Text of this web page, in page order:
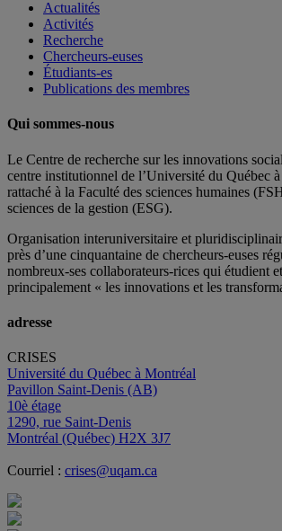
Actualités
Activités
Recherche
Chercheurs-euses
Étudiants-es
Publications des membres
Qui sommes-nous
Le Centre de recherche sur les innovations
centre institutionnel de l’Université du Québec
rattaché à la Faculté des sciences humaines
sciences de la gestion (ESG).
Organisation interuniversitaire et
près d’une cinquantaine de chercheurs-euses
nombreux-ses collaborateurs-rices qui étudient
principalement « les innovations et les
adresse
CRISES
Université du Québec à Montréal
Pavillon Saint-Denis (AB)
10è étage
1290, rue Saint-Denis
Montréal (Québec) H2X 3J7
Courriel : crises@uqam.ca